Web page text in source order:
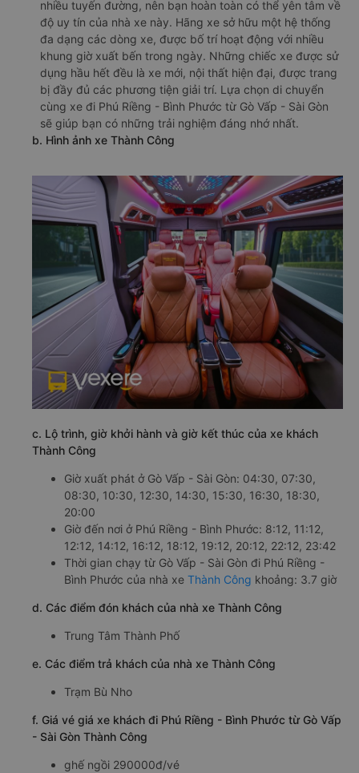
nhiều tuyến đường, nên bạn hoàn toàn có thể yên tâm về
độ uy tín của nhà xe này. Hãng xe sở hữu một hệ thống
đa dạng các dòng xe, được bố trí hoạt động với nhiều
khung giờ xuất bến trong ngày. Những chiếc xe được sử
dụng hầu hết đều là xe mới, nội thất hiện đại, được trang
bị đầy đủ các phương tiện giải trí. Lựa chọn di chuyển
cùng xe đi Phú Riềng - Bình Phước từ Gò Vấp - Sài Gòn
sẽ giúp bạn có những trải nghiệm đáng nhớ nhất.
b. Hình ảnh xe Thành Công
c. Lộ trình, giờ khởi hành và giờ kết thúc của xe khách
Thành Công
Giờ xuất phát ở Gò Vấp - Sài Gòn: 04:30, 07:30,
08:30, 10:30, 12:30, 14:30, 15:30, 16:30, 18:30,
20:00
Giờ đến nơi ở Phú Riềng - Bình Phước: 8:12, 11:12,
12:12, 14:12, 16:12, 18:12, 19:12, 20:12, 22:12, 23:42
Thời gian chạy từ Gò Vấp - Sài Gòn đi Phú Riềng -
Bình Phước của nhà xe Thành Công khoảng: 3.7 giờ
d. Các điểm đón khách của nhà xe Thành Công
Trung Tâm Thành Phố
e. Các điểm trả khách của nhà xe Thành Công
Trạm Bù Nho
f. Giá vé giá xe khách đi Phú Riềng - Bình Phước từ Gò Vấp
- Sài Gòn Thành Công
ghế ngồi 290000đ/vé